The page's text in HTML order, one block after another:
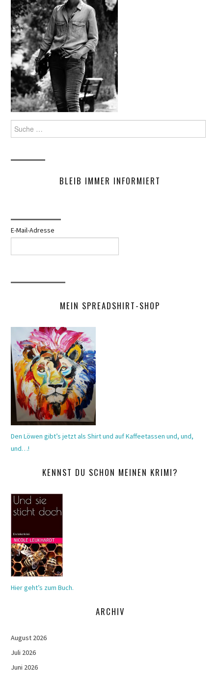
nach:
BLEIB IMMER INFORMIERT
E-Mail-Adresse
MEIN SPREADSHIRT-SHOP
Den Löwen gibt’s jetzt als Shirt und auf Kaffeetassen und, und,
und…!
KENNST DU SCHON MEINEN KRIMI?
Hier geht’s zum Buch.
ARCHIV
August 2026
Juli 2026
Juni 2026